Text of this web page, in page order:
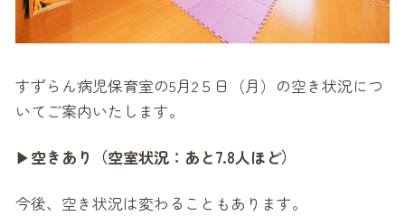
すずらん病児保育室の5月2５日（月）の空き状況につ
いてご案内いたします。
▶空きあり（空室状況：あと7.8人ほど）
今後、空き状況は変わることもあります。